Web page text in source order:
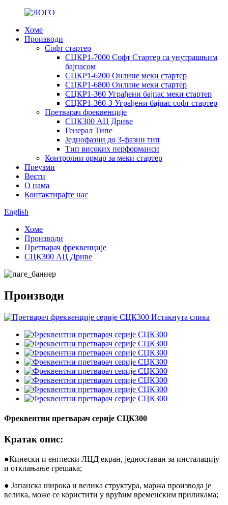
Хоме
Производи
Софт стартер
СЦКР1-7000 Софт Стартер са унутрашњим
бајпасом
СЦКР1-6200 Онлине меки стартер
СЦКР1-6800 Онлине меки стартер
СЦКР1-360 Уграђени бајпас меки стартер
СЦКР1-360-З Уграђени бајпас софт стартер
Претварач фреквенције
СЦК300 АЦ Дриве
Генерал Типе
Једнофазни до 3-фазни тип
Тип високих перформанси
Контролни ормар за меки стартер
Преузми
Вести
О нама
Контактирајте нас
English
Хоме
Производи
Претварач фреквенције
СЦК300 АЦ Дриве
Производи
Фреквентни претварач серије СЦК300
Кратак опис:
●Кинески и енглески ЛЦД екран, једноставан за инсталацију
и отклањање грешака;
● Јапанска широка и велика структура, маржа производа је
велика, може се користити у врућим временским приликама;